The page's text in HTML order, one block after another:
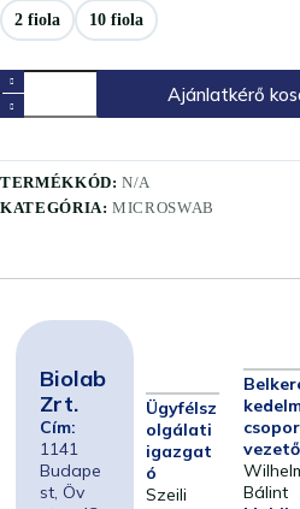
2 fiola 10 fiola
Ajánlatkérő
TERMÉKKÓD:N/A
KATEGÓRIA:MICROSWAB
Biolab
Zrt.
Cím:
1141
Budape
st, Öv
Ügyfélsz
olgálati
igazgat
ó
Szeili
vezető
Bálint